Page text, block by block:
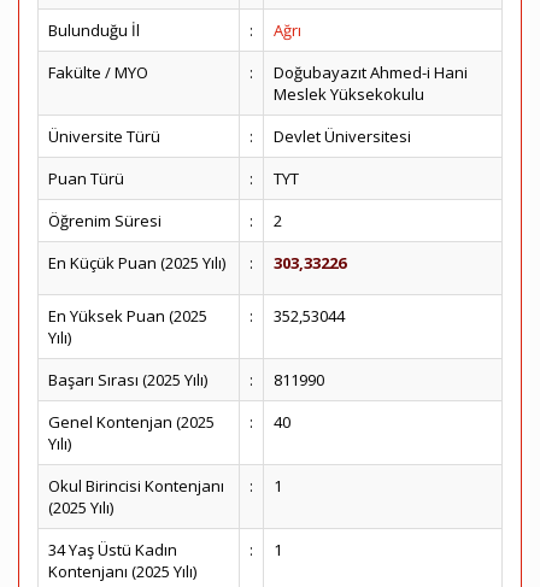
Bulunduğu İl
:
Ağrı
Fakülte / MYO
:
Doğubayazıt Ahmed-i Hani
Meslek Yüksekokulu
Üniversite Türü
:
Devlet Üniversitesi
Puan Türü
:
TYT
Öğrenim Süresi
:
2
En Küçük Puan (2025 Yılı)
: 303,33226
En Yüksek Puan (2025
Yılı)
: 352,53044
Başarı Sırası (2025 Yılı) :
811990
Genel Kontenjan (2025
Yılı)
: 40
Okul Birincisi Kontenjanı
(2025 Yılı)
: 1
34 Yaş Üstü Kadın
Kontenjanı (2025 Yılı)
: 1